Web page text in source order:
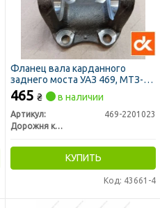
Фланец вала карданного
заднего моста УАЗ 469, МТЗ-80
(ДК)
465 ₴ в наличии
Артикул:
469-2201023
Дорожня карта
КУПИТЬ
Код: 43661-4